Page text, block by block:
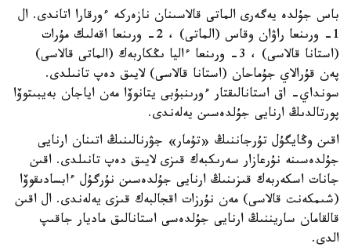
باس جۇلدە يەگەرى الماتى قالاسىنان نازەركە ءورقارا اتاندى. ال
1- ورىنعا راۋان وقاس (الماتى) ، 2- ورىنعا اقەلىك مۇرات
(استانا قالاسى) ، 3- ورىنعا ءاليا ىڭكاربەك (الماتى قالاسى)
پەن قۇرالاي جۇماحان (استانا قالاسى) لايىق دەپ تانىلدى.
سونداي- اق استانالىقتار ءورىنبۇبى يتانوۆا مەن اياجان بەيبىتوۆا
پورتالدىڭ ارنايى جۇلدەسىن يەلەندى.
اقىن وڭايگۇل تۇرجاننىڭ «تۇمار» جۋرنالىنىڭ اتىنان ارنايى
جۇلدەسىنە نۇرعازار سەرىكبەك قىزى لايىق دەپ تانىلدى. اقىن
جانات اسكەربەك قىزىنىڭ ارنايى جۇلدەسىن نۇرگۇل ءابسادىقوۆا
(شىمكەنت قالاسى) مەن نۇرزات اقجالبەك قىزى يەلەندى. ال اقىن
قالقامان ساريننىڭ ارنايى جۇلدەسى استانالىق ماديار جاقىپ
الدى.